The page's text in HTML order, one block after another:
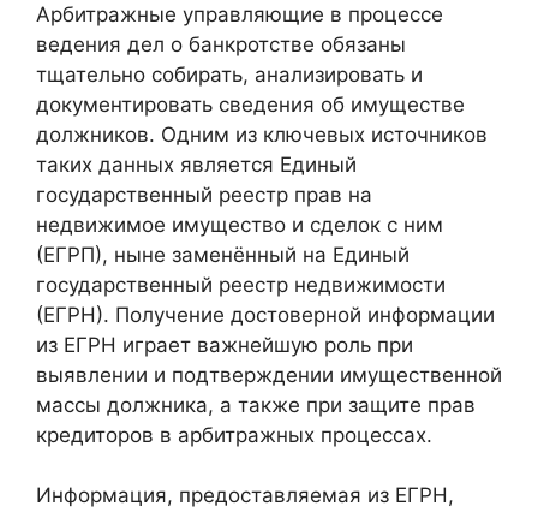
Арбитражные управляющие в процессе
ведения дел о банкротстве обязаны
тщательно собирать, анализировать и
документировать сведения об имуществе
должников. Одним из ключевых источников
таких данных является Единый
государственный реестр прав на
недвижимое имущество и сделок с ним
(ЕГРП), ныне заменённый на Единый
государственный реестр недвижимости
(ЕГРН). Получение достоверной информации
из ЕГРН играет важнейшую роль при
выявлении и подтверждении имущественной
массы должника, а также при защите прав
кредиторов в арбитражных процессах.
Информация, предоставляемая из ЕГРН,